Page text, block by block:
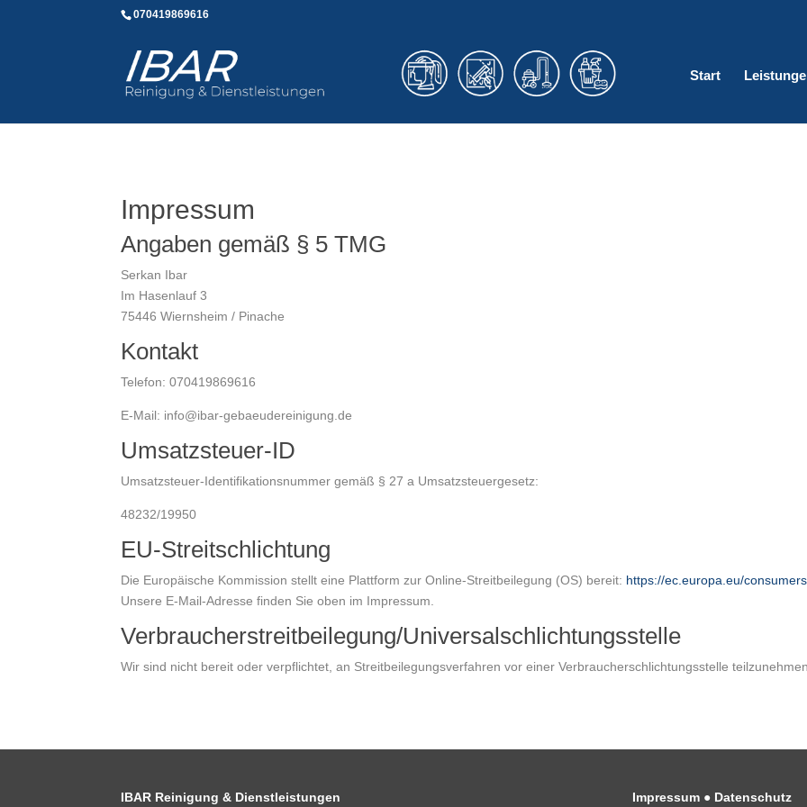
070419869616
Start
Impressum
Angaben gemäß § 5 TMG
Serkan Ibar
Im Hasenlauf 3
75446 Wiernsheim / Pinache
Kontakt
Telefon: 070419869616
E-Mail: info@ibar-gebaeudereinigung.de
Umsatzsteuer-ID
Umsatzsteuer-Identifikationsnummer gemäß § 27 a Umsatzsteuergesetz:
48232/19950
EU-Streitschlichtung
Die Europäische Kommission stellt eine Plattform zur Online-Streitbeilegung (OS) bereit: https://ec.europa.eu/
Unsere E-Mail-Adresse finden Sie oben im Impressum.
Verbraucher­streit­beilegung/Universal­schlichtungs­stelle
Wir sind nicht bereit oder verpflichtet, an Streitbeilegungsverfahren vor einer Verbraucherschlichtungsstelle teilzunehmen.
IBAR Reinigung & Dienstleistungen Impressum● Datenschutz